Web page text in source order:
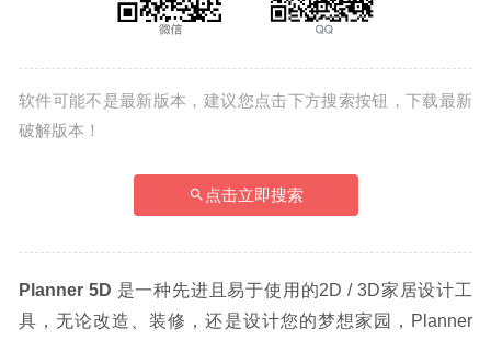
软件可能不是最新版本，建议您点击下方搜索按钮，下载最新
破解版本！
点击立即搜索
Planner 5D 是一种先进且易于使用的2D / 3D家居设计工
具，无论改造、装修，还是设计您的梦想家园，Planner